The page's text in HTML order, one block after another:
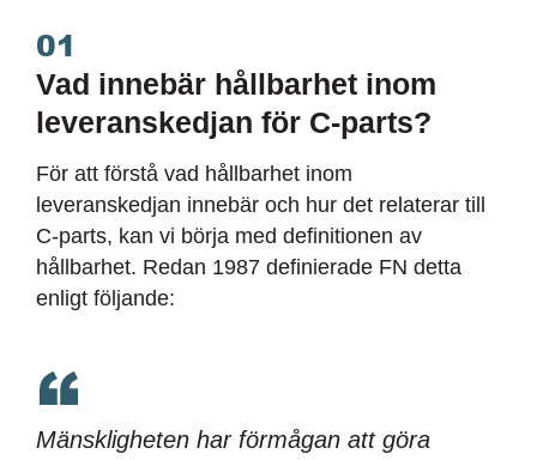
01
Vad innebär hållbarhet inom
leveranskedjan för C-parts?
För att förstå vad hållbarhet inom
leveranskedjan innebär och hur det relaterar till
C-parts, kan vi börja med definitionen av
hållbarhet. Redan 1987 definierade FN detta
enligt följande:
Mänskligheten har förmågan att göra